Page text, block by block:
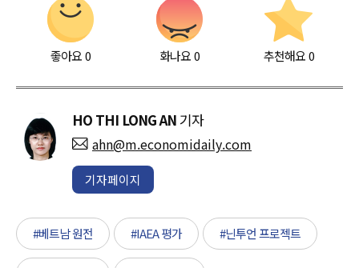
좋아요0 화나요0 추천해요 0
HO THI LONG AN 기자
ahn@m.economidaily.com
기자페이지
#베트남 원전 #IAEA 평가 #닌투언 프로젝트